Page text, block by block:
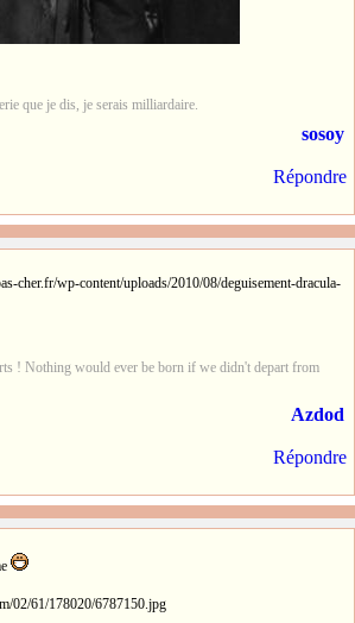
que je dis, je serais milliardaire.
sosoy
Répondre
! Nothing would ever be born if we didn't depart from
Azdod
Répondre